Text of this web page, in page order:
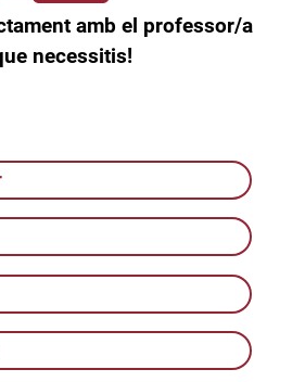
amb el professor/a
necessitis!